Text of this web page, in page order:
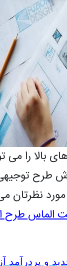
بالا را می
طرح
نظرتان
الماس طرح
و پردرآمد